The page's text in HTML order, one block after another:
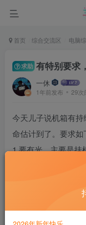
首页 综合交流区 电脑
求助 有特别要求
一休
1年前发布 29次
今天儿子说机箱有
命估计到了。要求如
1.要有光，主要是挂
2.卧式机箱，气流
显卡风扇，机箱唯一
3.进气猛些，噪音